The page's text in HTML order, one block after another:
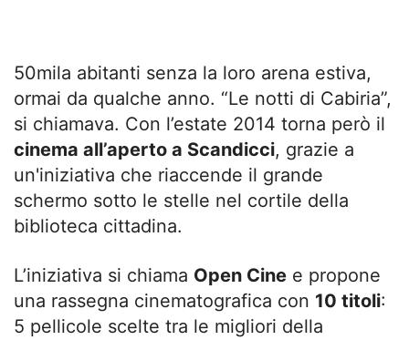
50mila abitanti senza la loro arena estiva,
ormai da qualche anno. “Le notti di Cabiria”,
si chiamava. Con l’estate 2014 torna però il
cinema all’aperto a Scandicci, grazie a
un'iniziativa che riaccende il grande
schermo sotto le stelle nel cortile della
biblioteca cittadina.
L’iniziativa si chiama Open Cine e propone
una rassegna cinematografica con 10 titoli:
5 pellicole scelte tra le migliori della